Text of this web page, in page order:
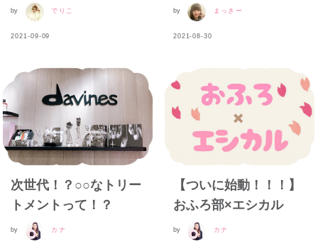
by でりこ
2021-09-09
by まっきー
2021-08-30
次世代！？○○なトリー
トメントって！？
by カナ
【ついに始動！！！】
おふろ部×エシカル
by カナ